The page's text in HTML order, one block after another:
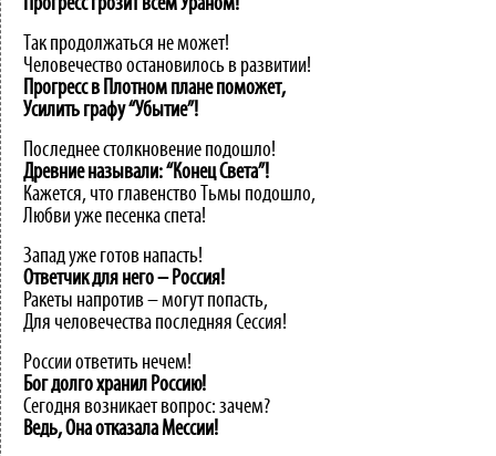
Так продолжаться не может!
Человечество остановилось в развитии!
Прогресс в Плотном плане поможет,
Усилить графу “Убытие”!
Последнее столкновение подошло!
Древние называли:“КонецСвета”!
Кажется, что главенство Тьмы подошло,
Любви уже песенка спета!
Запад уже готов напасть!
Ответчикдля него– Россия!
Ракеты напротив – могут попасть,
Для человечества последняя Сессия!
России ответить нечем!
Богдолгохранил Россию!
Сегодня возникает вопрос: зачем?
Ведь,ОнаотказалаМессии!